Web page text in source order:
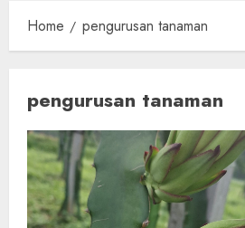
Home pengurusan tanaman
pengurusan tanaman